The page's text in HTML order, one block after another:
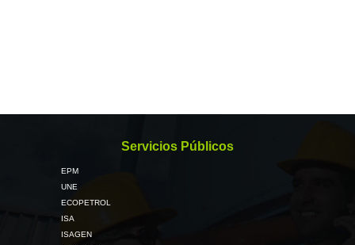
Servicios Públicos
EPM
UNE
ECOPETROL
ISA
ISAGEN